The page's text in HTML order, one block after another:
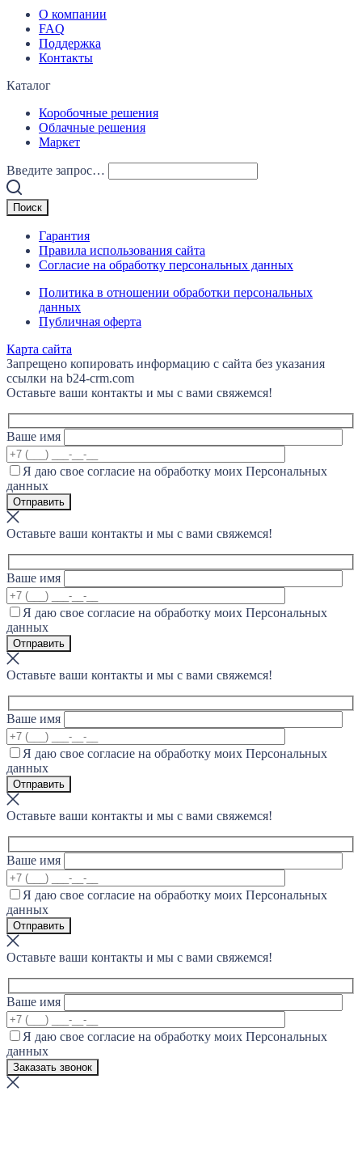
О компании
FAQ
Поддержка
Контакты
Каталог
Коробочные решения
Облачные решения
Маркет
Введите запрос…
Гарантия
Правила использования сайта
Согласие на обработку персональных данных
Политика в отношении обработки персональных
данных
Публичная оферта
Карта сайта
Запрещено копировать информацию с сайта без указания
ссылки на b24-crm.com
Оставьте ваши контакты и мы с вами свяжемся!
Ваше имя
Я даю свое согласие на обработку моих Персональных
данных
Оставьте ваши контакты и мы с вами свяжемся!
Ваше имя
Я даю свое согласие на обработку моих Персональных
данных
Оставьте ваши контакты и мы с вами свяжемся!
Ваше имя
Я даю свое согласие на обработку моих Персональных
данных
Оставьте ваши контакты и мы с вами свяжемся!
Ваше имя
Я даю свое согласие на обработку моих Персональных
данных
Оставьте ваши контакты и мы с вами свяжемся!
Ваше имя
Я даю свое согласие на обработку моих Персональных
данных